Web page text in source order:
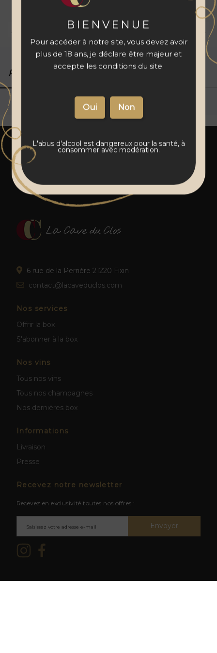
Livraison 48 à 72 h Vins français Paiement sécurisé
Produits associés
6 rue de la Perrière 21220 Fixin
contact@lacaveduclos.com
Nos services
Offrir la box
S'abonner à la box
Nos vins
Tous nos vins
Tous nos champagnes
Nos dernières box
Informations
Livraison
Presse
Recevez notre newsletter
Recevez en exclusivité toutes nos offres :
Envoyer
BIENVENUE
Pour accéder à notre site, vous devez avoir
plus de 18 ans, je déclare être majeur et
accepte les conditions du site.
L'abus d'alcool est dangereux pour la santé, à
consommer avec modération.